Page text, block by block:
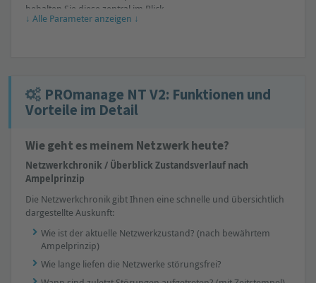
behalten Sie diese zentral im Blick.
Folgende Parameter können abgerufen werden:
Discards
Übertragungsgeschwindigkeit
Ableitstrom RMS / Peak (nur PROmesh)
↓ Alle Parameter anzeigen ↓
PROmanage NT V2: Funktionen und
Vorteile im Detail
Wie geht es meinem Netzwerk heute?
Netzwerkchronik / Überblick Zustandsverlauf nach
Ampelprinzip
Die Netzwerkchronik gibt Ihnen eine schnelle und übersichtlich
dargestellte Auskunft:
Wie ist der aktuelle Netzwerkzustand? (nach bewährtem
Ampelprinzip)
Wie lange liefen die Netzwerke störungsfrei?